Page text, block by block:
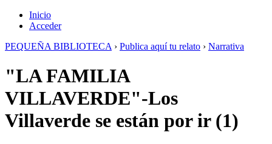
Inicio
Acceder
PEQUEÑA BIBLIOTECA › Publica aquí tu relato › Narrativa
"LA FAMILIA
VILLAVERDE"-Los
Villaverde se están por ir (1)